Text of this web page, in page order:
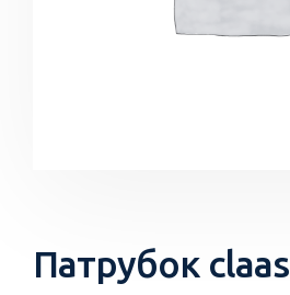
Патрубок claas